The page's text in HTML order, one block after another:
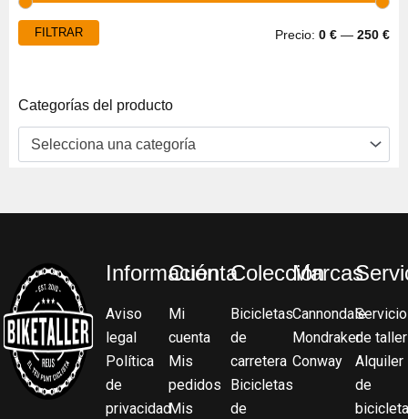
FILTRAR Precio: 0 € — 250 €
Categorías del producto
Selecciona una categoría
Información
Aviso
legal
Política
de
privacidad
Cuenta
Mi
cuenta
Mis
pedidos
Mis
Colección
Bicicletas
de
carretera
Bicicletas
de
Marcas
Cannondale
Mondraker
Conway
Servicio
de taller
Alquiler
de